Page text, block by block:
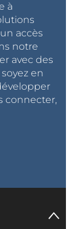
à
accès
notre
avec des
en
connecter,